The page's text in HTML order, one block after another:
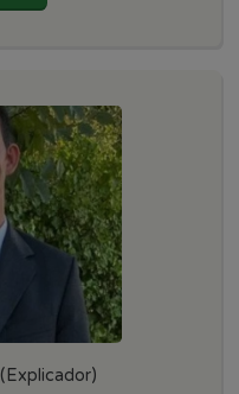
(Explicador)